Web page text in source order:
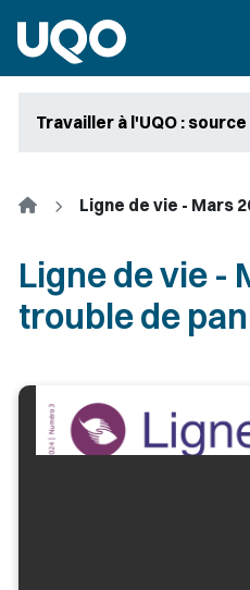
Travailler à l'UQO :
Accueil
Ligne de vie -
trouble de